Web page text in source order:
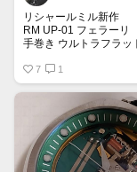
リシャールミル新作
RM UP-01 フェラーリ
手巻き ウルトラフラッ
厚さわずか1.75mm
キャリバー RMUP-01
ウルトラフラット手巻
ント、時・分 ファンク
レクター 150本限定
パワーリザーブ 約72時
7 1